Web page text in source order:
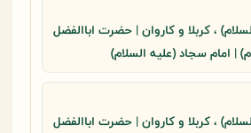
، کربلا و کاروان | حضرت اباالفضل
| امام سجاد (علیه السلام)
، کربلا و کاروان | حضرت اباالفضل